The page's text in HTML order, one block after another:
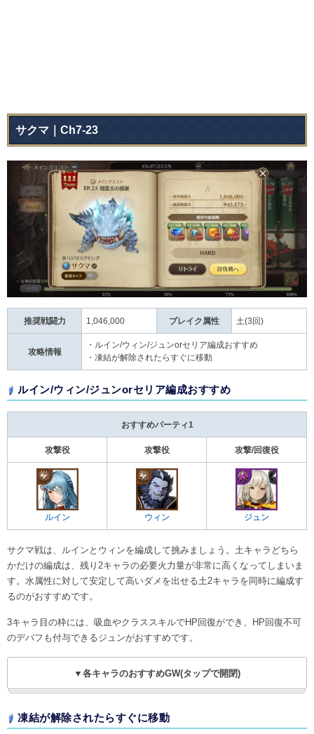
サクマ｜Ch7-23
推奨戦闘力 1,046,000 ブレイク属性 土(3回)
攻略情報
・ルイン/ウィン/ジュンorセリア編成おすすめ
・凍結が解除されたらすぐに移動
ルイン/ウィン/ジュンorセリア編成おすすめ
おすすめパーティ1
攻撃役 攻撃役 攻撃/回復役
ルイン ウィン ジュン
サクマ戦は、ルインとウィンを編成して挑みましょう。土キャラどちら
かだけの編成は、残り2キャラの必要火力量が非常に高くなってしまいま
す。水属性に対して安定して高いダメを出せる土2キャラを同時に編成す
るのがおすすめです。
3キャラ目の枠には、吸血やクラススキルでHP回復ができ、HP回復不可
のデバフも付与できるジュンがおすすめです。
▼各キャラのおすすめGW(タップで開閉)
凍結が解除されたらすぐに移動